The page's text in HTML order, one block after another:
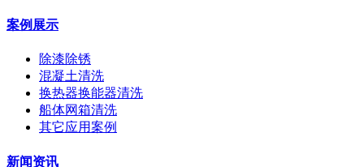
案例展示
除漆除锈
混凝土清洗
换热器换能器清洗
船体网箱清洗
其它应用案例
新闻资讯